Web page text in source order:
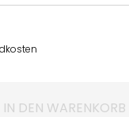
IN DEN WARENKORB